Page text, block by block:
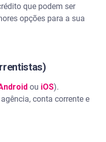
que podem ser
opções para a sua
ou iOS).
conta corrente e